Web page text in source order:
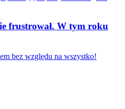
frustrował. W tym roku
bez względu na wszystko!